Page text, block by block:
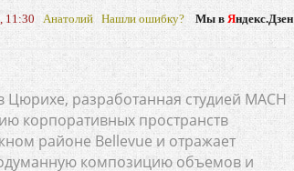
11:30Анатолий Нашли ошибку? Мы вЯндекс.Дзен
разработанная студией MACH
корпоративных пространств
районе Bellevue и отражает
композицию объемов и